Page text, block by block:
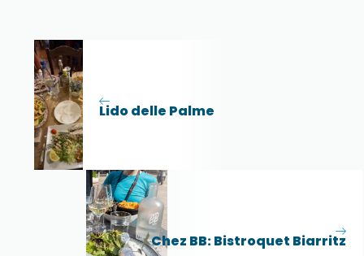
Lido delle Palme
Chez BB: Bistroquet Biarritz